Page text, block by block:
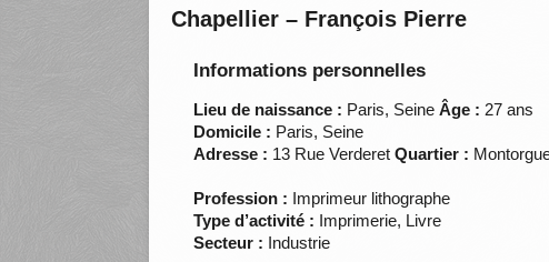
Chapellier – François Pierre
Informations personnelles
Lieu de naissance : Paris, Seine Âge : 27 ans
Domicile : Paris, Seine
Adresse : 13 Rue VerderetQuartier :
Profession : Imprimeur lithographe
Type d’activité : Imprimerie, Livre
Secteur : Industrie